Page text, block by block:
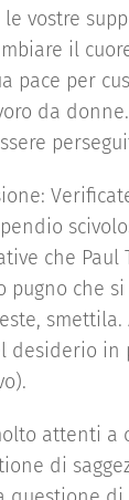
vostre
il
pace per
da
che Paul
pugno che
smettila.
desiderio in
attenti a
di